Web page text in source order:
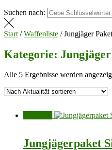
Suchen nach:
Start /Waffenliste / Jungjäger
Kategorie: Jungjäger
Alle 5 Ergebnisse werden
Jungjägerpaket